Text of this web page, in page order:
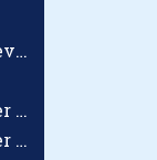
Redman Europe Sales Developer (Europe)
Dura Vermeer Uitvoerder GWW Amsterdam
Dura Vermeer Uitvoerder Civiel Nijmegen